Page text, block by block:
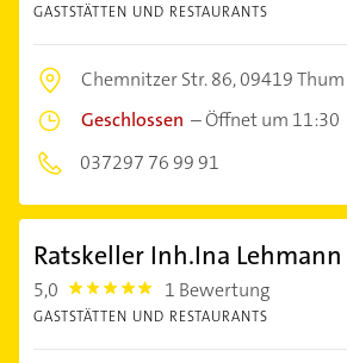
GASTSTÄTTEN UND RESTAURANTS
Chemnitzer Str. 86,09419 Thum
Geschlossen –Öffnet um 11:30
037297 76 99 91
Ratskeller Inh.Ina
5,0 5.0 1 Bewertung
GASTSTÄTTEN UND RESTAURANTS